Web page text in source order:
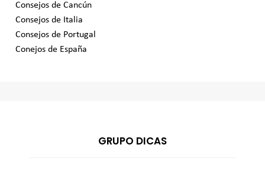
Consejos de Cancún
Consejos de Italia
Consejos de Portugal
Conejos de España
GRUPO DICAS